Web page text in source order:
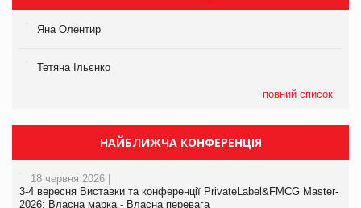
Яна Олентир
Тетяна Ільєнко
повний список
НАЙБЛИЖЧА КОНФЕРЕНЦІЯ
18 червня 2026 |
3-4 вересня Виставки та конференції PrivateLabel&FMCG Master-
2026: Власна марка - Власна перевага